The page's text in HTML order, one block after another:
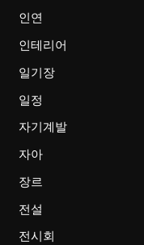
인연
인테리어
일기장
일정
자기계발
자아
장르
전설
전시회